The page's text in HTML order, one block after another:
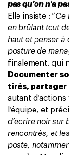
pas qu’on n’a
Elle insiste : “Ce
en brûlant tout
haut et penser à
posture de
finalement, qui
Documenter
tirés, partager
autant
l’équipe, et
d’écrire noir sur
rencontrés, et
poste,